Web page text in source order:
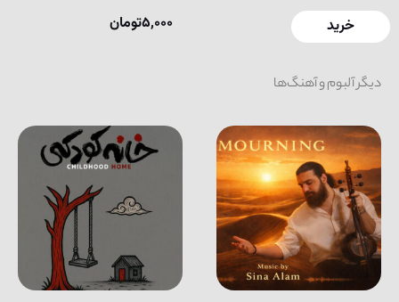
خرید 5,000تومان
دیگر آلبوم و آهنگ‌ها